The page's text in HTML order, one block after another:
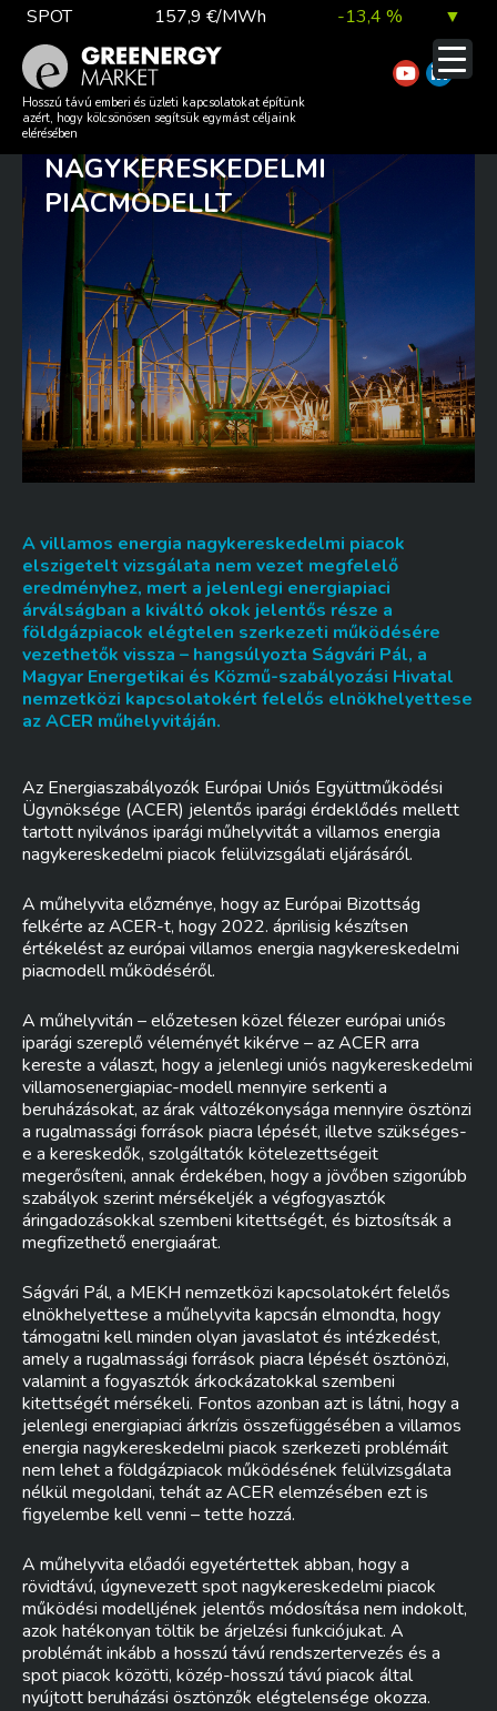
Skip
content
SPOT 157,9 €/MWh -13,4 % ▼
TTF DA 56,1 €/MWh 7,0 % ▲
EUA 81,9 €/t 1,0 %
DAX index 26 140,13
EUR árfolyam 363,03 Ft 0,2 % ▲
Hosszú távú emberi és üzleti kapcsolatokat építünk
azért, hogy kölcsönösen segítsük egymást céljaink
elérésében
FELÜL KELL VIZSGÁLNI AZ
EURÓPAI VILLAMOS ENERGIA
NAGYKERESKEDELMI
PIACMODELLT
A villamos energia nagykereskedelmi piacok
elszigetelt vizsgálata nem vezet megfelelő
eredményhez, mert a jelenlegi energiapiaci
árválságban a kiváltó okok jelentős része a
földgázpiacok elégtelen szerkezeti működésére
vezethetők vissza – hangsúlyozta Ságvári Pál, a
Magyar Energetikai és Közmű-szabályozási Hivatal
nemzetközi kapcsolatokért felelős elnökhelyettese
az ACER műhelyvitáján.
Az Energiaszabályozók Európai Uniós Együttműködési
Ügynöksége (ACER) jelentős iparági érdeklődés mellett
tartott nyilvános iparági műhelyvitát a villamos energia
nagykereskedelmi piacok felülvizsgálati eljárásáról.
A műhelyvita előzménye, hogy az Európai Bizottság
felkérte az ACER-t, hogy 2022. áprilisig készítsen
értékelést az európai villamos energia nagykereskedelmi
piacmodell működéséről.
A műhelyvitán – előzetesen közel félezer európai uniós
iparági szereplő véleményét kikérve – az ACER arra
kereste a választ, hogy a jelenlegi uniós nagykereskedelmi
villamosenergiapiac-modell mennyire serkenti a
beruházásokat, az árak változékonysága mennyire ösztönzi
a rugalmassági források piacra lépését, illetve szükséges-
e a kereskedők, szolgáltatók kötelezettségeit
megerősíteni, annak érdekében, hogy a jövőben szigorúbb
szabályok szerint mérsékeljék a végfogyasztók
áringadozásokkal szembeni kitettségét, és biztosítsák a
megfizethető energiaárat.
Ságvári Pál, a MEKH nemzetközi kapcsolatokért felelős
elnökhelyettese a műhelyvita kapcsán elmondta, hogy
támogatni kell minden olyan javaslatot és intézkedést,
amely a rugalmassági források piacra lépését ösztönözi,
valamint a fogyasztók árkockázatokkal szembeni
kitettségét mérsékeli. Fontos azonban azt is látni, hogy a
jelenlegi energiapiaci árkrízis összefüggésében a villamos
energia nagykereskedelmi piacok szerkezeti problémáit
nem lehet a földgázpiacok működésének felülvizsgálata
nélkül megoldani, tehát az ACER elemzésében ezt is
figyelembe kell venni – tette hozzá.
A műhelyvita előadói egyetértettek abban, hogy a
rövidtávú, úgynevezett spot nagykereskedelmi piacok
működési modelljének jelentős módosítása nem indokolt,
azok hatékonyan töltik be árjelzési funkciójukat. A
problémát inkább a hosszú távú rendszertervezés és a
spot piacok közötti, közép-hosszú távú piacok által
nyújtott beruházási ösztönzők elégtelensége okozza.